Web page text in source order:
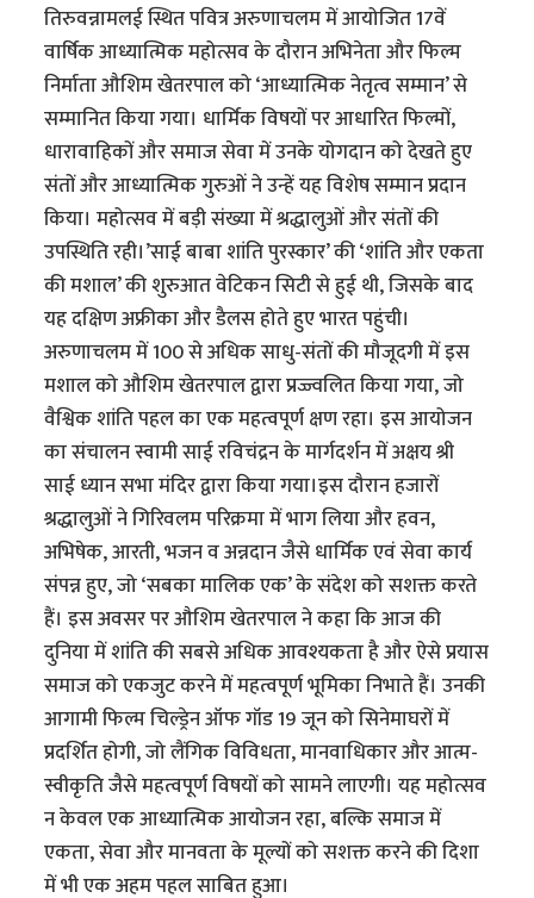
तिरुवन्नामलई स्थित पवित्र अरुणाचलम में आयोजित 17वें
वार्षिक आध्यात्मिक महोत्सव के दौरान अभिनेता और फिल्म
निर्माता औशिम खेतरपाल को ‘आध्यात्मिक नेतृत्व सम्मान’ से
सम्मानित किया गया। धार्मिक विषयों पर आधारित फिल्मों,
धारावाहिकों और समाज सेवा में उनके योगदान को देखते हुए
संतों और आध्यात्मिक गुरुओं ने उन्हें यह विशेष सम्मान प्रदान
किया। महोत्सव में बड़ी संख्या में श्रद्धालुओं और संतों की
उपस्थिति रही।’साई बाबा शांति पुरस्कार’ की ‘शांति और एकता
की मशाल’ की शुरुआत वेटिकन सिटी से हुई थी, जिसके बाद
यह दक्षिण अफ्रीका और डैलस होते हुए भारत पहुंची।
अरुणाचलम में 100 से अधिक साधु-संतों की मौजूदगी में इस
मशाल को औशिम खेतरपाल द्वारा प्रज्ज्वलित किया गया, जो
वैश्विक शांति पहल का एक महत्वपूर्ण क्षण रहा। इस आयोजन
का संचालन स्वामी साई रविचंद्रन के मार्गदर्शन में अक्षय श्री
साई ध्यान सभा मंदिर द्वारा किया गया।इस दौरान हजारों
श्रद्धालुओं ने गिरिवलम परिक्रमा में भाग लिया और हवन,
अभिषेक, आरती, भजन व अन्नदान जैसे धार्मिक एवं सेवा कार्य
संपन्न हुए, जो ‘सबका मालिक एक’ के संदेश को सशक्त करते
हैं। इस अवसर पर औशिम खेतरपाल ने कहा कि आज की
दुनिया में शांति की सबसे अधिक आवश्यकता है और ऐसे प्रयास
समाज को एकजुट करने में महत्वपूर्ण भूमिका निभाते हैं। उनकी
आगामी फिल्म चिल्ड्रेन ऑफ गॉड 19 जून को सिनेमाघरों में
प्रदर्शित होगी, जो लैंगिक विविधता, मानवाधिकार और आत्म-
स्वीकृति जैसे महत्वपूर्ण विषयों को सामने लाएगी। यह महोत्सव
न केवल एक आध्यात्मिक आयोजन रहा, बल्कि समाज में
एकता, सेवा और मानवता के मूल्यों को सशक्त करने की दिशा
में भी एक अहम पहल साबित हुआ।